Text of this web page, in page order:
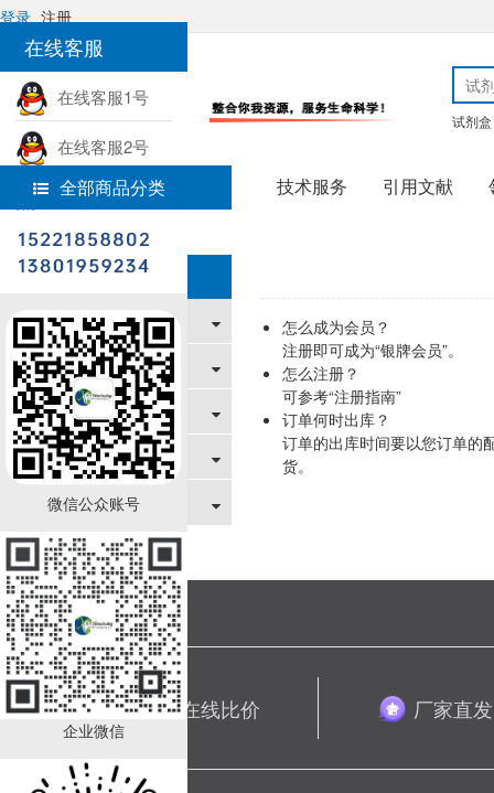
在线客服
在线客服1号
在线客服2号
热线电话
微信公众账号
企业微信
登录 注册
试剂盒
全部商品分类 技术服务 引用文献
首页 帮助中心
帮助中心
新手上路
购物指南
支付/配送方式
售后服务
关于我们
怎么成为会员？
注册即可成为“银牌会员”。
怎么注册？
可参考“注册指南”
订单何时出库？
订单的出库时间要以您订单的
货。
品类齐全 在线比价 厂家直